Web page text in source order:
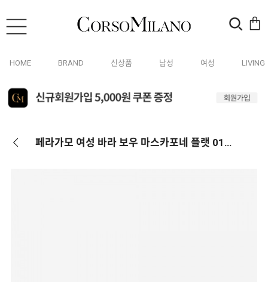
HOME BRAND 신상품 남성 여성 LIVING
페라가모 여성 바라 보우 마스카포네 플랫 01E872 763421 (D)